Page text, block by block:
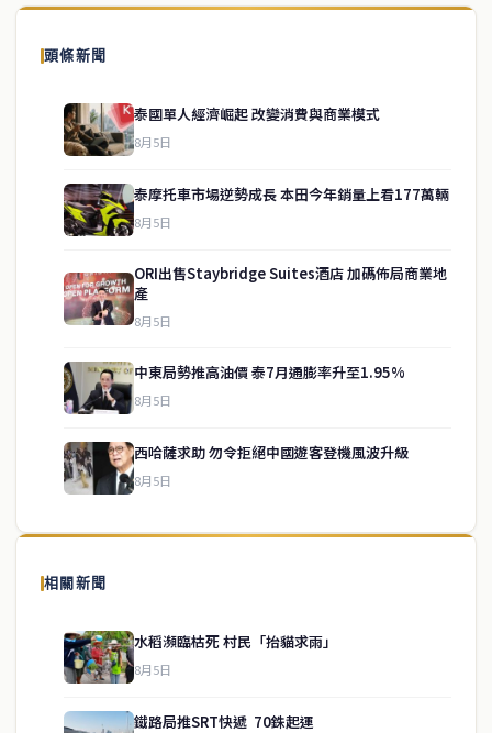
頭條新聞
泰國單人經濟崛起 改變消費與商業模式
8月5日
泰摩托車市場逆勢成長 本田今年銷量上看177萬輛
8月5日
ORI出售Staybridge Suites酒店 加碼佈局商業地
產
8月5日
中東局勢推高油價 泰7月通膨率升至1.95%
8月5日
西哈薩求助 勿令拒絕中國遊客登機風波升級
8月5日
相關新聞
水稻瀕臨枯死 村民「抬貓求雨」
8月5日
鐵路局推SRT快遞 70銖起運
關於我們
泰國中文新聞（TCN）是一家總部設於曼谷的中文新聞媒體，致力於
供即時、客觀、多元的中文新聞內容。
service@thaichinesenews.com